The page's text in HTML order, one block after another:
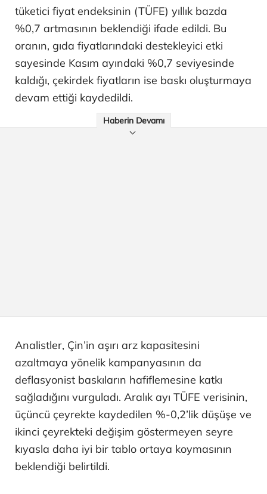
tüketici fiyat endeksinin (TÜFE) yıllık bazda
%0,7 artmasının beklendiği ifade edildi. Bu
oranın, gıda fiyatlarındaki destekleyici etki
sayesinde Kasım ayındaki %0,7 seviyesinde
kaldığı, çekirdek fiyatların ise baskı oluşturmaya
devam ettiği kaydedildi.
Haberin Devamı
Analistler, Çin’in aşırı arz kapasitesini
azaltmaya yönelik kampanyasının da
deflasyonist baskıların hafiflemesine katkı
sağladığını vurguladı. Aralık ayı TÜFE verisinin,
üçüncü çeyrekte kaydedilen %-0,2’lik düşüşe ve
ikinci çeyrekteki değişim göstermeyen seyre
kıyasla daha iyi bir tablo ortaya koymasının
beklendiği belirtildi.